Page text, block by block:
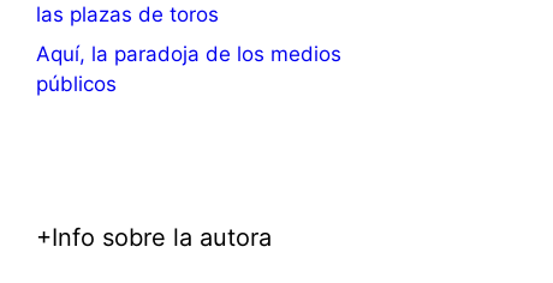
las plazas de toros
Aquí, la paradoja de los medios
públicos
+Info sobre la autora